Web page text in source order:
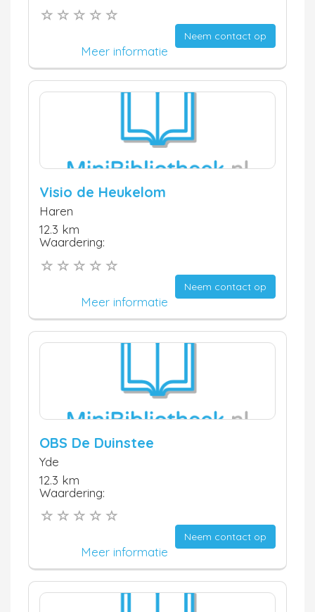
Neem contact op
Meer informatie
Visio de Heukelom
Haren
12.3 km
Waardering:
Neem contact op
Meer informatie
OBS De Duinstee
Yde
12.3 km
Waardering:
Neem contact op
Meer informatie